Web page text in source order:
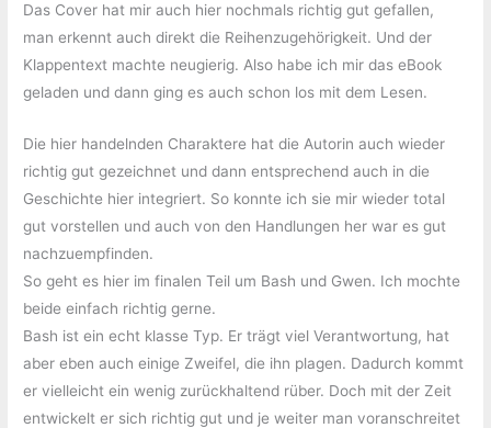
Das Cover hat mir auch hier nochmals richtig gut gefallen,
man erkennt auch direkt die Reihenzugehörigkeit. Und der
Klappentext machte neugierig. Also habe ich mir das eBook
geladen und dann ging es auch schon los mit dem Lesen.
Die hier handelnden Charaktere hat die Autorin auch wieder
richtig gut gezeichnet und dann entsprechend auch in die
Geschichte hier integriert. So konnte ich sie mir wieder total
gut vorstellen und auch von den Handlungen her war es gut
nachzuempfinden.
So geht es hier im finalen Teil um Bash und Gwen. Ich mochte
beide einfach richtig gerne.
Bash ist ein echt klasse Typ. Er trägt viel Verantwortung, hat
aber eben auch einige Zweifel, die ihn plagen. Dadurch kommt
er vielleicht ein wenig zurückhaltend rüber. Doch mit der Zeit
entwickelt er sich richtig gut und je weiter man voranschreitet